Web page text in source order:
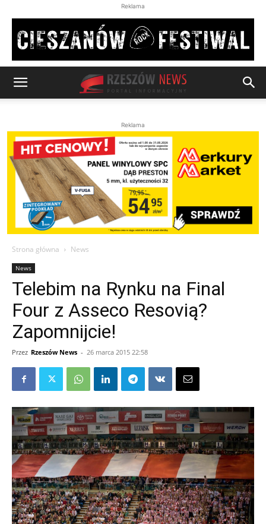
Reklama
Reklama
Strona główna News
News
Telebim na Rynku na Final
Four z Asseco Resovią?
Zapomnijcie!
Przez Rzeszów News - 26 marca 2015 22:58